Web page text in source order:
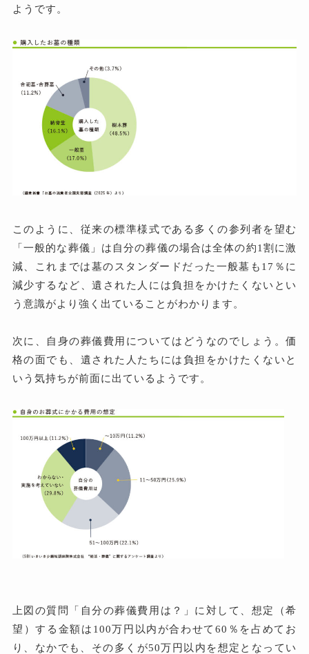
ようです。
このように、従来の標準様式である多くの参列者を望む
「一般的な葬儀」は自分の葬儀の場合は全体の約1割に激
減、これまでは墓のスタンダードだった一般墓も17％に
減少するなど、遺された人には負担をかけたくないとい
う意識がより強く出ていることがわかります。
次に、自身の葬儀費用についてはどうなのでしょう。価
格の面でも、遺された人たちには負担をかけたくないと
いう気持ちが前面に出ているようです。
上図の質問「自分の葬儀費用は？」に対して、想定（希
望）する金額は100万円以内が合わせて60％を占めてお
り、なかでも、その多くが50万円以内を想定となってい